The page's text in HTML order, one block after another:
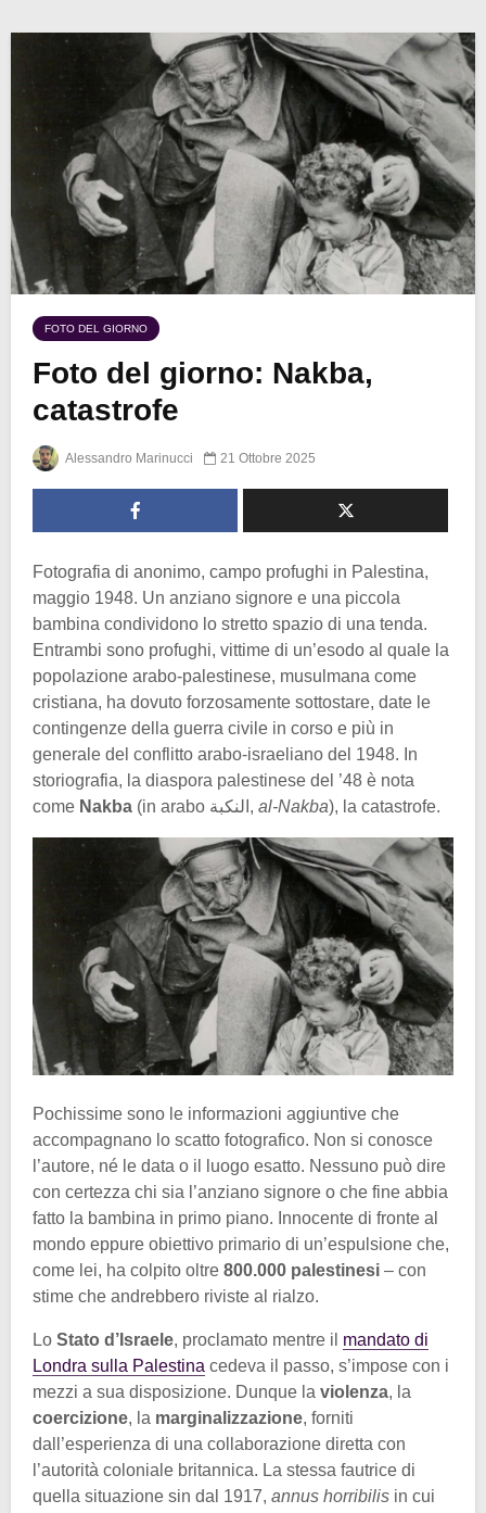
FOTO DEL GIORNO
Foto del giorno: Nakba,
catastrofe
Alessandro Marinucci 21 Ottobre 2025
Fotografia di anonimo, campo profughi in Palestina,
maggio 1948. Un anziano signore e una piccola
bambina condividono lo stretto spazio di una tenda.
Entrambi sono profughi, vittime di un’esodo al quale la
popolazione arabo-palestinese, musulmana come
cristiana, ha dovuto forzosamente sottostare, date le
contingenze della guerra civile in corso e più in
generale del conflitto arabo-israeliano del 1948. In
storiografia, la diaspora palestinese del ’48 è nota
come Nakba (in arabo النكبة‎, al-Nakba), la catastrofe.
Pochissime sono le informazioni aggiuntive che
accompagnano lo scatto fotografico. Non si conosce
l’autore, né le data o il luogo esatto. Nessuno può dire
con certezza chi sia l’anziano signore o che fine abbia
fatto la bambina in primo piano. Innocente di fronte al
mondo eppure obiettivo primario di un’espulsione che,
come lei, ha colpito oltre 800.000 palestinesi – con
stime che andrebbero riviste al rialzo.
Lo Stato d’Israele, proclamato mentre il mandato di
Londra sulla Palestina cedeva il passo, s’impose con i
mezzi a sua disposizione. Dunque la violenza, la
coercizione, la marginalizzazione, forniti
dall’esperienza di una collaborazione diretta con
l’autorità coloniale britannica. La stessa fautrice di
quella situazione sin dal 1917, annus horribilis in cui